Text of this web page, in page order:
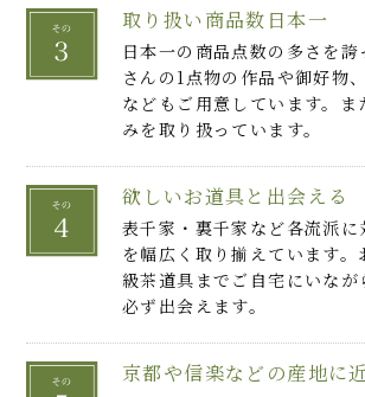
取り扱い商品数日本一
日本一の商品点数の多さを
さんの1点物の作品や御好物
などもご用意しています。ま
みを取り扱っています。
欲しいお道具と出会える
表千家・裏千家など各流派
を幅広く取り揃えています
級茶道具までご自宅にいなが
必ず出会えます。
京都や信楽などの産地に